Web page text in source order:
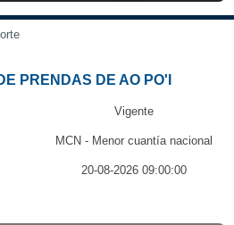
PRENDAS DE AO PO'I
Vigente
MCN - Menor cuantía nacional
20-08-2026 09:00:00